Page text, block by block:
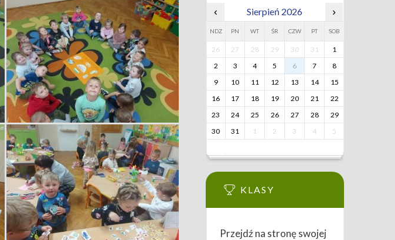
‹ Sierpień 2026 ›
NDZ PN WT ŚR CZW PT SOB
26 27 28 29 30 31
1
2
3 4 5 6 7
8
9
10 11 12 13 14
15
16
17 18 19 20 21
22
23
24 25 26 27 28
29
30
31 1 2 3 4 5
KLASY
Przejdź na stronę swojej